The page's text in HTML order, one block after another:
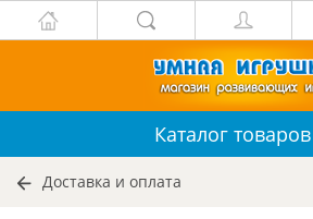
Каталог товаров
Доставка и оплата